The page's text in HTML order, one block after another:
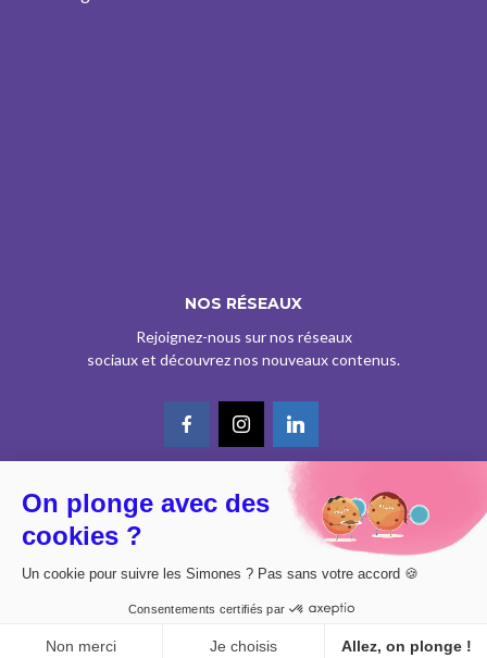
NOS RÉSEAUX
Rejoignez-nous sur nos réseaux
sociaux et découvrez nos nouveaux contenus.
© CE SITE EST AGRÉÉ COMME SERVICE DE PRESSE EN LIGNE PAR LA
CPPAP SOUS LE N° 0626 Z 93934 (IPG ART.39BISA CGI)
POLITIQUE DE CONFIDENTIALITÉ
On plonge avec des
cookies ?
Un cookie pour suivre les Simones ? Pas sans votre accord 🍪
Consentements certifiés par
Non merci Je choisis Allez, on plonge !